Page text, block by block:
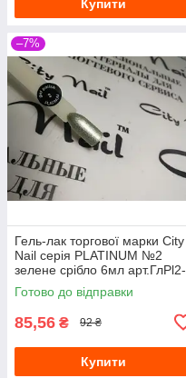
Купити
–7%
Гель-лак торгової марки City
Nail серія PLATINUM №2
зелене срібло 6мл арт.ГлPl2-
6
Готово до відправки
85,56 ₴ 92 ₴
Купити